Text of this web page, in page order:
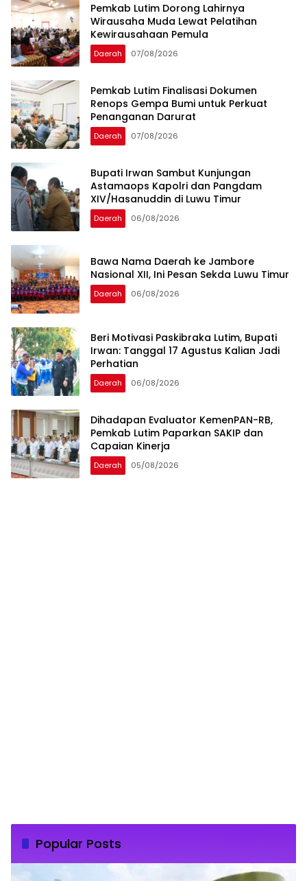
Pemkab Lutim Dorong Lahirnya
Wirausaha Muda Lewat Pelatihan
Kewirausahaan Pemula
Daerah 07/08/2026
Pemkab Lutim Finalisasi Dokumen
Renops Gempa Bumi untuk Perkuat
Penanganan Darurat
Daerah 07/08/2026
Bupati Irwan Sambut Kunjungan
Astamaops Kapolri dan Pangdam
XIV/Hasanuddin di Luwu Timur
Daerah 06/08/2026
Bawa Nama Daerah ke Jambore
Nasional XII, Ini Pesan Sekda Luwu Timur
Daerah 06/08/2026
Beri Motivasi Paskibraka Lutim, Bupati
Irwan: Tanggal 17 Agustus Kalian Jadi
Perhatian
Daerah 06/08/2026
Dihadapan Evaluator KemenPAN-RB,
Pemkab Lutim Paparkan SAKIP dan
Capaian Kinerja
Daerah 05/08/2026
Popular Posts